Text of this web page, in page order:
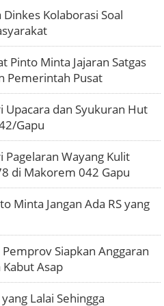
Kolaborasi Soal
Pinto Minta Jajaran Satgas
Pemerintah Pusat
Upacara dan Syukuran Hut
Gapu
Pagelaran Wayang Kulit
di Makorem 042 Gapu
Minta Jangan Ada RS yang
Siapkan Anggaran
Asap
Lalai Sehingga